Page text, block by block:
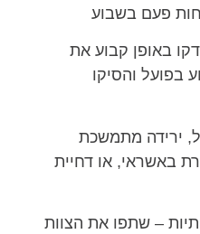
פעם בשבוע
באופן קבוע את
בפועל והסיקו
ירידה מתמשכת
באשראי, או דחיית
– שתפו את הצוות